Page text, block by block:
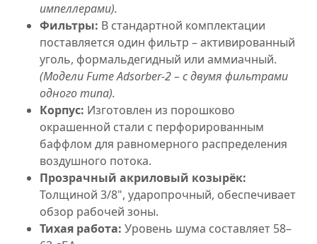
импеллерами).
Фильтры: В стандартной комплектации
поставляется один фильтр – активированный
уголь, формальдегидный или аммиачный.
(Модели Fume Adsorber-2 – с двумя фильтрами
одного типа).
Корпус: Изготовлен из порошково
окрашенной стали с перфорированным
баффлом для равномерного распределения
воздушного потока.
Прозрачный акриловый козырёк:
Толщиной 3/8", ударопрочный, обеспечивает
обзор рабочей зоны.
Тихая работа: Уровень шума составляет 58–